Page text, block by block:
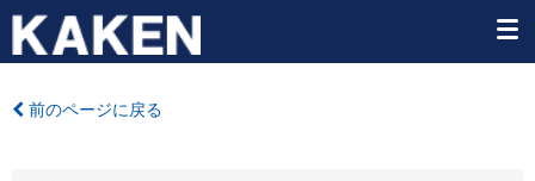
前のページに戻る